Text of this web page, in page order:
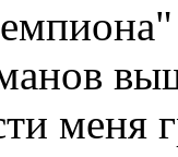
меня